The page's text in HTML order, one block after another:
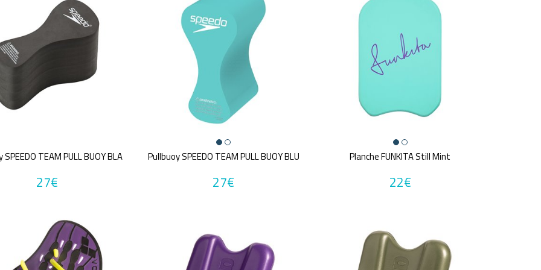
SPEEDO TEAM PULL BUOY BLA
27€
Pullbuoy SPEEDO TEAM PULL BUOY BLU
27€
Planche FUNKITA Still Mint
22€